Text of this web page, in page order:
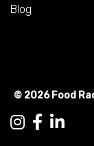
Blog
© 2026 Food